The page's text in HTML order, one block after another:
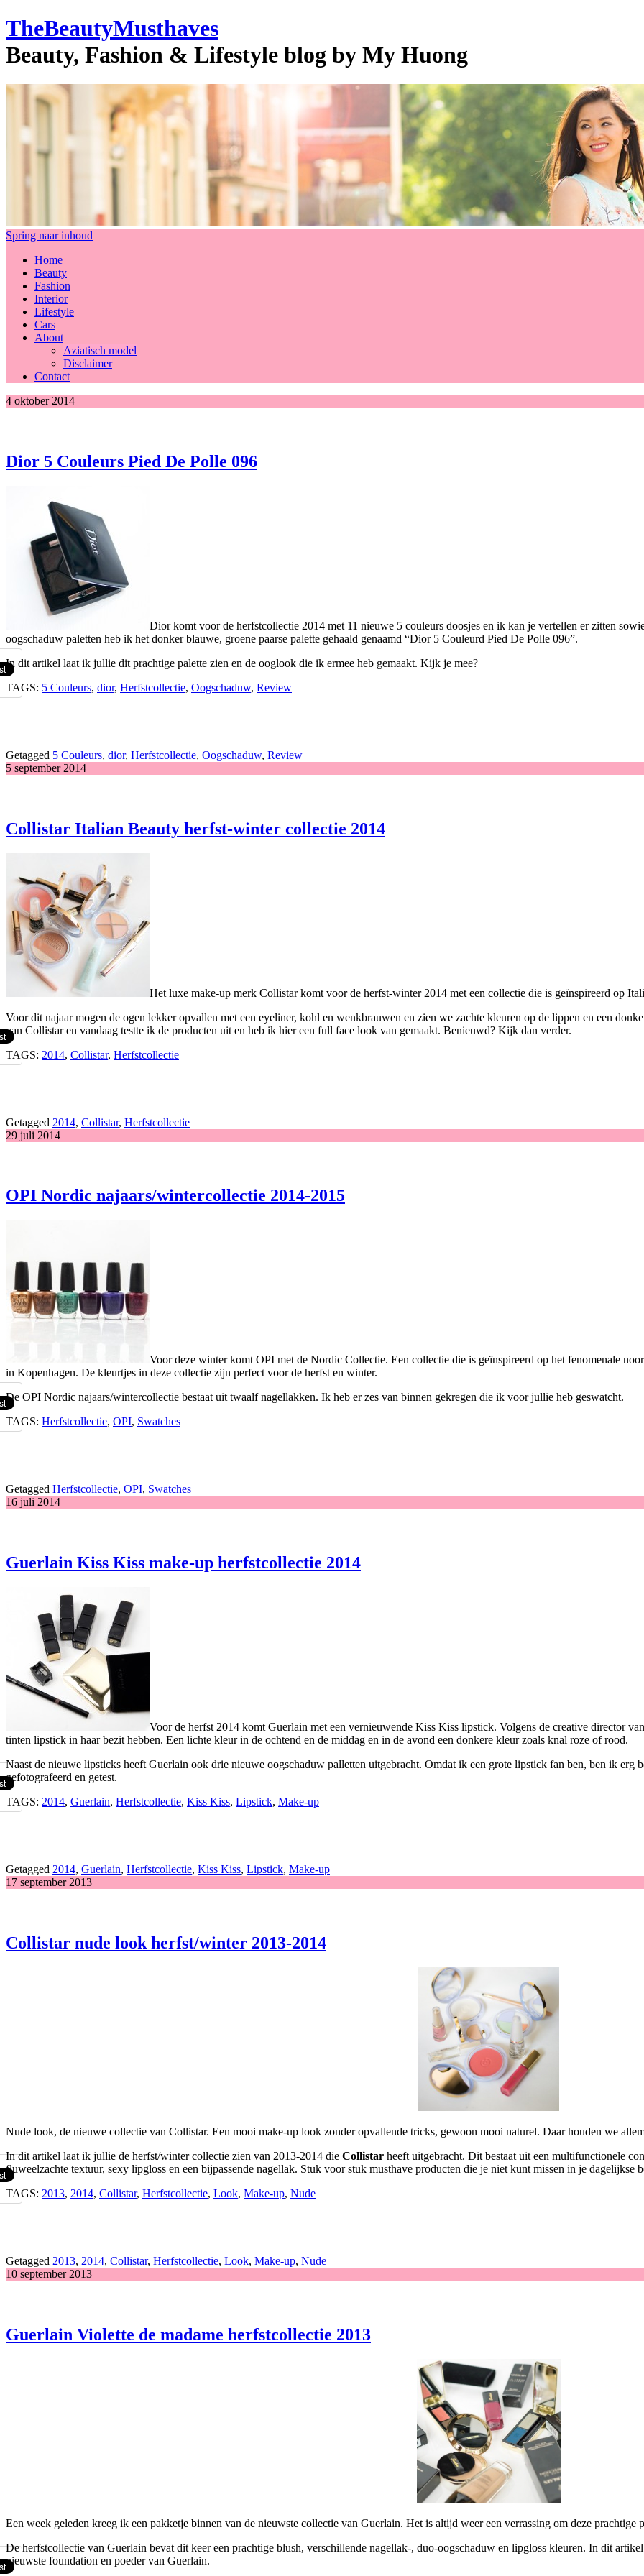
TheBeautyMusthaves
Beauty, Fashion & Lifestyle blog by My Huong
Spring naar inhoud
Home
Beauty
Fashion
Interior
Lifestyle
Cars
About
Aziatisch model
Disclaimer
Contact
4 oktober 2014
Dior 5 Couleurs Pied De Polle 096
Dior komt voor de herfstcollectie 2014 met 11 nieuwe 5 couleurs doosjes en ik kan je vertellen er zitten
oogschaduw paletten heb ik het donker blauwe, groene paarse palette gehaald genaamd “Dior 5 Couleurd Pied De Polle 096”.
In dit artikel laat ik jullie dit prachtige palette zien en de ooglook die ik ermee heb gemaakt. Kijk je mee?
TAGS: 5 Couleurs, dior, Herfstcollectie, Oogschaduw, Review
Getagged 5 Couleurs, dior, Herfstcollectie, Oogschaduw, Review
5 september 2014
Collistar Italian Beauty herfst-winter collectie 2014
Het luxe make-up merk Collistar komt voor de herfst-winter 2014 met een collectie die is geïnspireerd op
Voor dit najaar mogen de ogen lekker opvallen met een eyeliner, kohl en wenkbrauwen en zien we zachte kleuren op de lippen en een
van Collistar en vandaag testte ik de producten uit en heb ik hier een full face look van gemaakt. Benieuwd? Kijk dan verder.
TAGS: 2014, Collistar, Herfstcollectie
Getagged 2014, Collistar, Herfstcollectie
29 juli 2014
OPI Nordic najaars/wintercollectie 2014-2015
Voor deze winter komt OPI met de Nordic Collectie. Een collectie die is geïnspireerd op het fenomenale
in Kopenhagen. De kleurtjes in deze collectie zijn perfect voor de herfst en winter.
De OPI Nordic najaars/wintercollectie bestaat uit twaalf nagellakken. Ik heb er zes van binnen gekregen die ik voor jullie heb geswatcht.
TAGS: Herfstcollectie, OPI, Swatches
Getagged Herfstcollectie, OPI, Swatches
16 juli 2014
Guerlain Kiss Kiss make-up herfstcollectie 2014
Voor de herfst 2014 komt Guerlain met een vernieuwende Kiss Kiss lipstick. Volgens de creative director
tinten lipstick in haar bezit hebben. Een lichte kleur in de ochtend en de middag en in de avond een donkere kleur zoals knal roze of rood.
Naast de nieuwe lipsticks heeft Guerlain ook drie nieuwe oogschaduw palletten uitgebracht. Omdat ik een grote lipstick fan ben, ben ik erg
gefotografeerd en getest.
TAGS: 2014, Guerlain, Herfstcollectie, Kiss Kiss, Lipstick, Make-up
Getagged 2014, Guerlain, Herfstcollectie, Kiss Kiss, Lipstick, Make-up
17 september 2013
Collistar nude look herfst/winter 2013-2014
Nude look, de nieuwe collectie van Collistar. Een mooi make-up look zonder opvallende tricks, gewoon mooi naturel. Daar houden we
In dit artikel laat ik jullie de herfst/winter collectie zien van 2013-2014 die Collistar heeft uitgebracht. Dit bestaat uit een multifunctionele
fluweelzachte textuur, sexy lipgloss en een bijpassende nagellak. Stuk voor stuk musthave producten die je niet kunt missen in je dagelijkse
TAGS: 2013, 2014, Collistar, Herfstcollectie, Look, Make-up, Nude
Getagged 2013, 2014, Collistar, Herfstcollectie, Look, Make-up, Nude
10 september 2013
Guerlain Violette de madame herfstcollectie 2013
Een week geleden kreeg ik een pakketje binnen van de nieuwste collectie van Guerlain. Het is altijd weer een verrassing om deze prachtige
De herfstcollectie van Guerlain bevat dit keer een prachtige blush, verschillende nagellak-, duo-oogschaduw en lipgloss kleuren. In dit
nieuwste foundation en poeder van Guerlain.